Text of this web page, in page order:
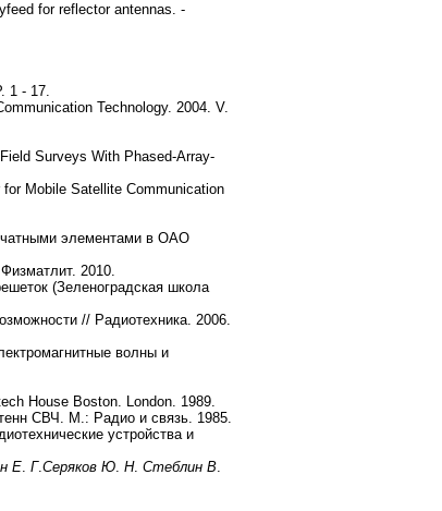
for reflector antennas. -
1 - 17.
Technology. 2004. V.
Surveys With Phased-Array-
Mobile Satellite Communication
элементами в ОАО
2010.
(Зеленоградская школа
// Радиотехника. 2006.
волны и
House Boston. London. 1989.
СВЧ. М.: Радио и связь. 1985.
устройства и
Е. Г.Серяков Ю. Н. Стеблин В.